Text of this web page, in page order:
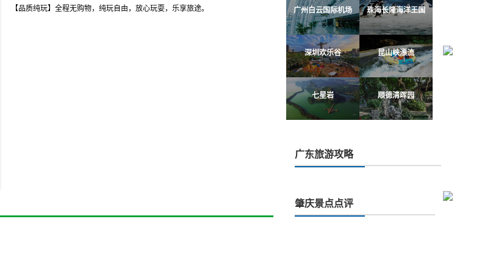
【品质纯玩】全程无购物，纯玩自由，放心玩耍，乐享旅途。
广州白云国际机场 珠海长隆海洋王国
深圳欢乐谷 昆山峡漂流
七星岩 顺德清晖园
广东旅游攻略
肇庆景点点评